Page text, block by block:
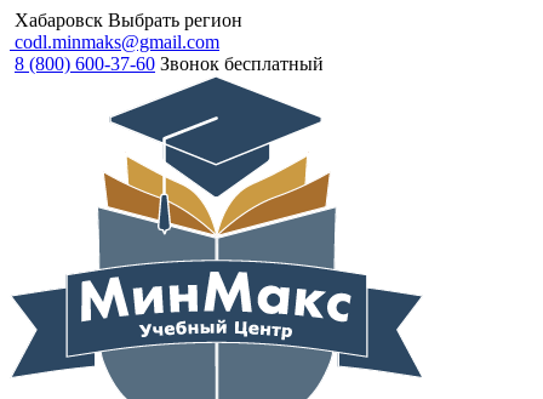
Хабаровск Выбрать регион
codl.minmaks@gmail.com
8 (800) 600-37-60 Звонок бесплатный